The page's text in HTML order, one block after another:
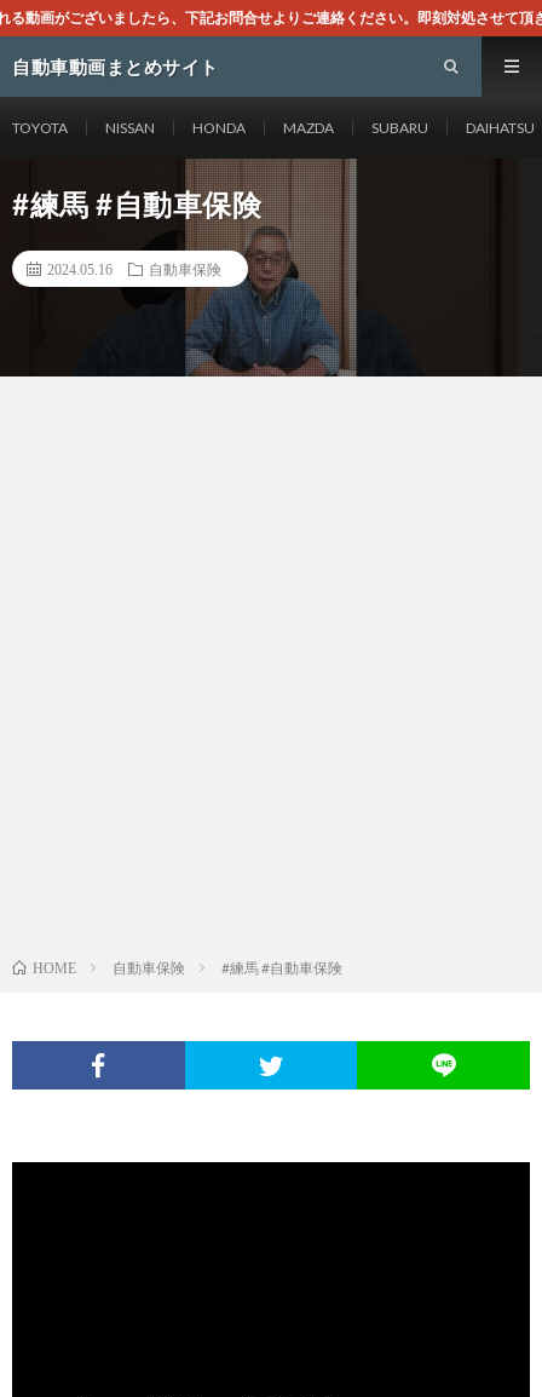
下記お問合せよりご連絡ください。即刻対処させて頂きます。なお、同サイ
自動車動画まとめサイト
TOYOTA NISSAN HONDA MAZDA SUBARU DAIHATSU
#練馬 #自動車保険
2024.05.16 自動車保険
HOME 自動車保険 #練馬 #自動車保険